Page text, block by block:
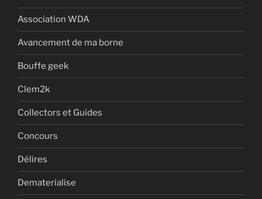
Association WDA
Avancement de ma borne
Bouffe geek
Clem2k
Collectors et Guides
Concours
Délires
Dematerialise